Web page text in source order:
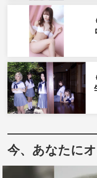
月17日に発売された「
ゼロイチジャック号に
今、あなたに